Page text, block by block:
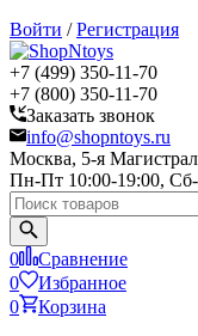
Войти /Регистрация
+7 (499) 350-11-70
+7 (800) 350-11-70
Заказать звонок
info@shopntoys.ru
Москва, 5-я
Пн-Пт 10:00-19:00,
0
Сравнение
0
Избранное
0
Корзина